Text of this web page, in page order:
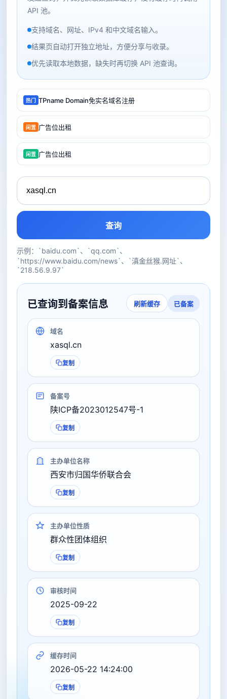
API 池。
支持域名、网址、IPv4 和中文域名输入。
结果页自动打开独立地址，方便分享与收录。
优先读取本地数据，缺失时再切换 API 池查询。
热门 TPname Domain免实名域名注册
闲置 广告位出租
闲置 广告位出租
查询
示例：`baidu.com`、`qq.com`、
`https://www.baidu.com/news`、`滇金丝猴.网址`、
`218.56.9.97`
已查询到备案信息 刷新缓存 已备案
域名
xasql.cn
复制
备案号
陕ICP备2023012547号-1
复制
主办单位名称
西安市归国华侨联合会
复制
主办单位性质
群众性团体组织
复制
审核时间
2025-09-22
复制
缓存时间
2026-05-22 14:24:00
复制